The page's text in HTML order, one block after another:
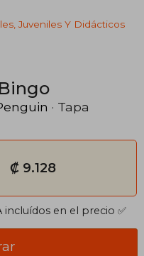
Juveniles Y Didácticos
· Tapa
₡ 9.128
incluídos en el precio ✅